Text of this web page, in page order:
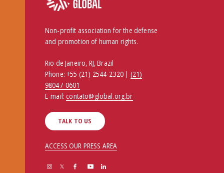
Non-profit association for the defense
and promotion of human rights.
Rio de Janeiro, RJ, Brazil
Phone:+55 (21) 2544-2320 | (21)
98047-0601
E-mail:contato@global.org.br
TALK TO US
ACCESS OUR PRESS AREA